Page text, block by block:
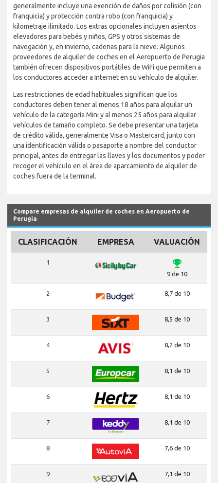
generalmente incluye una exención de daños por colisión (con
franquicia) y protección contra robo (con franquicia) y
kilometraje ilimitado. Los extras opcionales incluyen asientos
elevadores para bebés y niños, GPS y otros sistemas de
navegación y, en invierno, cadenas para la nieve. Algunos
proveedores de alquiler de coches en el Aeropuerto de Perugia
también ofrecen dispositivos portátiles de WiFi que permiten a
los conductores acceder a Internet en su vehículo de alquiler.
Las restricciones de edad habituales significan que los
conductores deben tener al menos 18 años para alquilar un
vehículo de la categoría Mini y al menos 25 años para alquilar
vehículos de tamaño completo. Se debe presentar una tarjeta
de crédito válida, generalmente Visa o Mastercard, junto con
una identificación válida o pasaporte a nombre del conductor
principal, antes de entregar las llaves y los documentos y poder
recoger el vehículo en el área de aparcamiento de alquiler de
coches fuera de la terminal.
Compare empresas de alquiler de coches en Aeropuerto de
Perugia
CLASIFICACIÓN EMPRESA VALUACIÓN
1 emoji_events
9 de 10
2 8,7 de 10
3 8,5 de 10
4 8,2 de 10
5 8,1 de 10
6 8,1 de 10
7 8,1 de 10
8 7,6 de 10
9 7,1 de 10